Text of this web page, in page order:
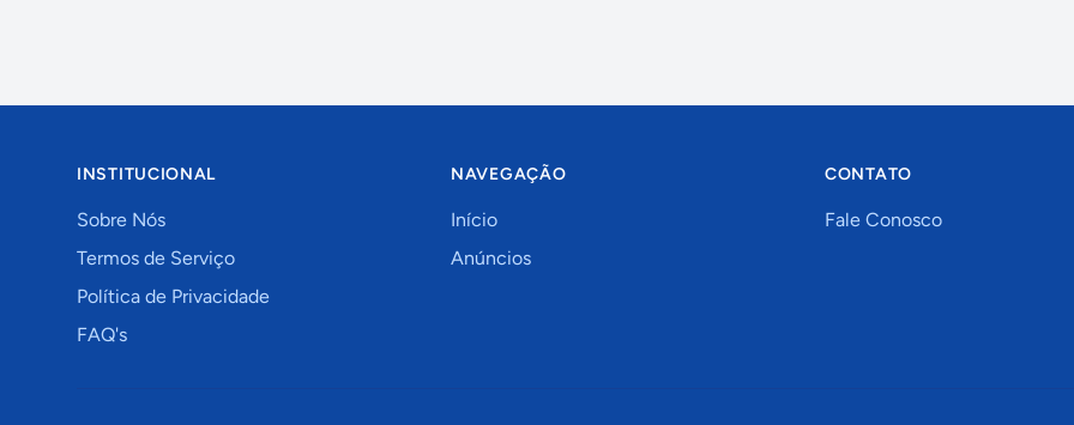
INSTITUCIONAL
Sobre Nós
Termos de Serviço
Política de Privacidade
FAQ's
NAVEGAÇÃO
Início
Anúncios
CONTATO
Fale Conosco